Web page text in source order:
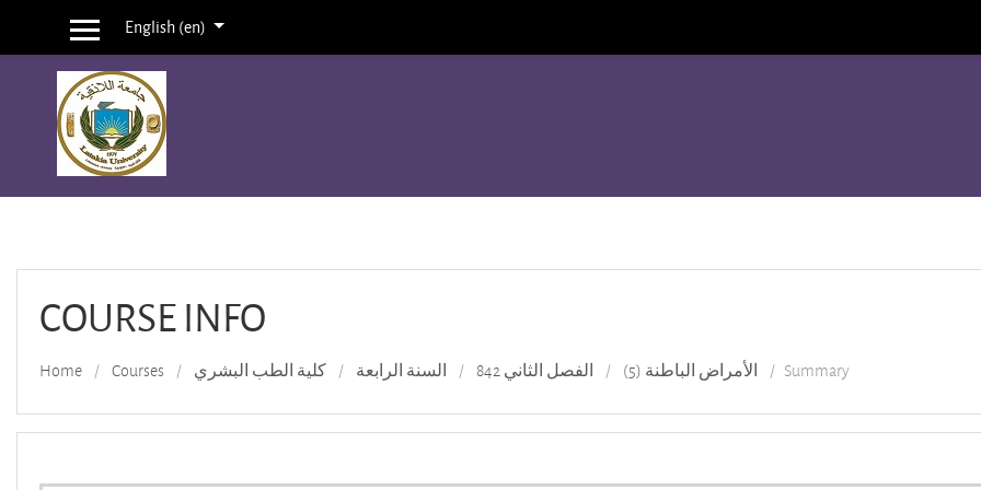
Skip to main content
Side panelEnglish ‎(en)‎
COURSE INFO
Home Courses كلية الطب البشري السنة الرابعة الفصل الثاني 842 الأمراض الباطنة (5) Summary